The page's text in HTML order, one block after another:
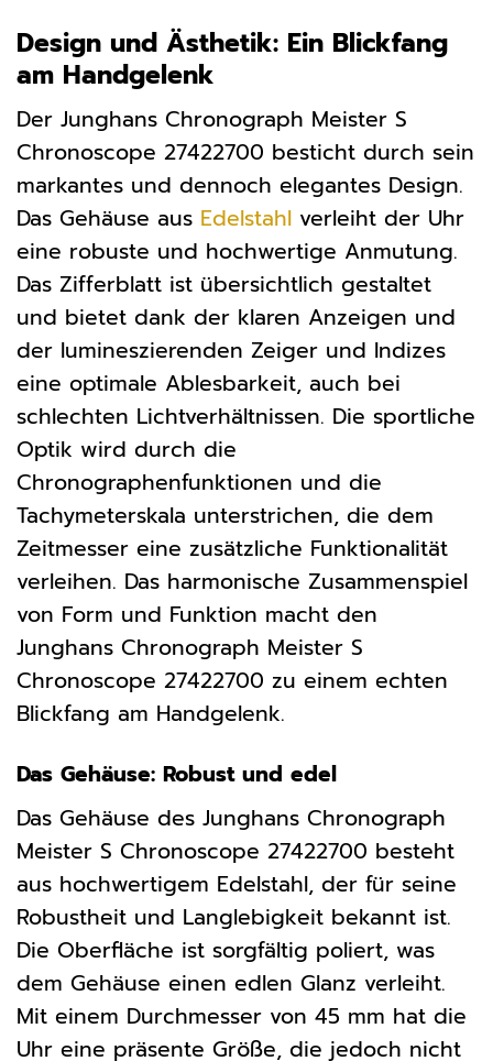
Design und Ästhetik: Ein Blickfang
am Handgelenk
Der Junghans Chronograph Meister S
Chronoscope 27422700 besticht durch sein
markantes und dennoch elegantes Design.
Das Gehäuse aus Edelstahl verleiht der Uhr
eine robuste und hochwertige Anmutung.
Das Zifferblatt ist übersichtlich gestaltet
und bietet dank der klaren Anzeigen und
der lumineszierenden Zeiger und Indizes
eine optimale Ablesbarkeit, auch bei
schlechten Lichtverhältnissen. Die sportliche
Optik wird durch die
Chronographenfunktionen und die
Tachymeterskala unterstrichen, die dem
Zeitmesser eine zusätzliche Funktionalität
verleihen. Das harmonische Zusammenspiel
von Form und Funktion macht den
Junghans Chronograph Meister S
Chronoscope 27422700 zu einem echten
Blickfang am Handgelenk.
Das Gehäuse: Robust und edel
Das Gehäuse des Junghans Chronograph
Meister S Chronoscope 27422700 besteht
aus hochwertigem Edelstahl, der für seine
Robustheit und Langlebigkeit bekannt ist.
Die Oberfläche ist sorgfältig poliert, was
dem Gehäuse einen edlen Glanz verleiht.
Mit einem Durchmesser von 45 mm hat die
Uhr eine präsente Größe, die jedoch nicht